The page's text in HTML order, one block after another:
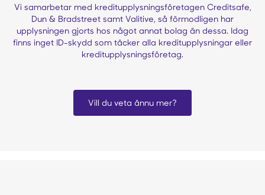
Vi samarbetar med kreditupplysningsföretagen Creditsafe,
Dun & Bradstreet samt Valitive, så förmodligen har
upplysningen gjorts hos något annat bolag än dessa. Idag
finns inget ID-skydd som täcker alla kreditupplysningar eller
kreditupplysningsföretag.
Vill du veta ännu mer?